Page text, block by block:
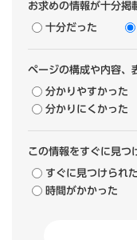
お求めの情報が十分掲
十分だった
ページの構成や内容、
分かりやすかった
分かりにくかった
この情報をすぐに見つ
すぐに見つけられた
時間がかかった